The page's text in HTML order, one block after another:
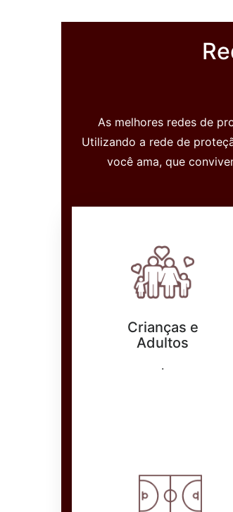
As melhores redes de
Utilizando a rede de
você ama, que
Crianças e
Adultos
.
qualidade! Preço
problemas com
empresa e eles